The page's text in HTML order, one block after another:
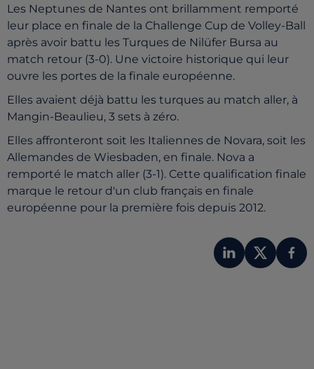
Les Neptunes de Nantes ont brillamment remporté
leur place en finale de la Challenge Cup de Volley-Ball
après avoir battu les Turques de Nilüfer Bursa au
match retour (3-0). Une victoire historique qui leur
ouvre les portes de la finale européenne.
Elles avaient déjà battu les turques au match aller, à
Mangin-Beaulieu, 3 sets à zéro.
Elles affronteront soit les Italiennes de Novara, soit les
Allemandes de Wiesbaden, en finale. Nova a
remporté le match aller (3-1). Cette qualification finale
marque le retour d'un club français en finale
européenne pour la première fois depuis 2012.